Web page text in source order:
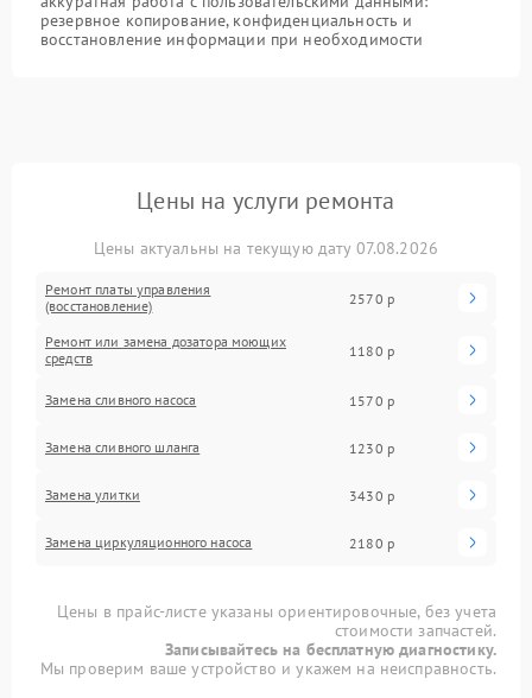
резервное копирование, конфиденциальность и
восстановление информации при необходимости
Цены на услуги ремонта
Цены актуальны на текущую дату 07.08.2026
Ремонт платы управления
(восстановление)
2570 р
Ремонт или замена дозатора моющих
средств
1180 р
Замена сливного насоса 1570 р
Замена сливного шланга 1230 р
Замена улитки 3430 р
Замена циркуляционного насоса 2180 р
Цены в прайс-листе указаны ориентировочные, без учета
стоимости запчастей.
Записывайтесь на бесплатную диагностику.
Мы проверим ваше устройство и укажем на неисправность.